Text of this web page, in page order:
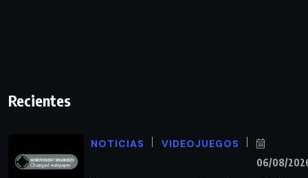
Recientes
NOTICIAS VIDEOJUEGOS
06/08/